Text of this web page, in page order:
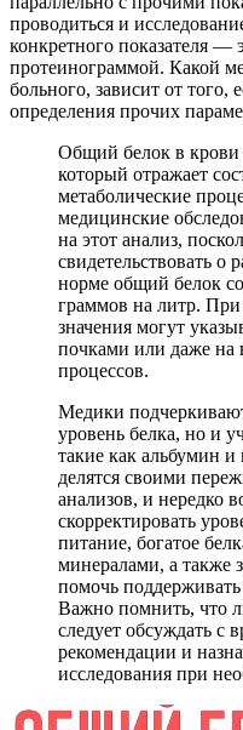
проводиться и
конкретного показателя —
протеинограммой. Какой
больного, зависит от того,
определения прочих
Общий белок в
который отражает
метаболические
медицинские
на этот анализ,
свидетельствовать о
норме общий белок
граммов на литр.
значения могут
почками или даже на
процессов.
Медики
уровень белка, но и
такие как альбумин
делятся своими
анализов, и нередко
скорректировать
питание, богатое
минералами, а также
помочь поддерживать
Важно помнить, что
следует обсуждать с
рекомендации и
исследования при